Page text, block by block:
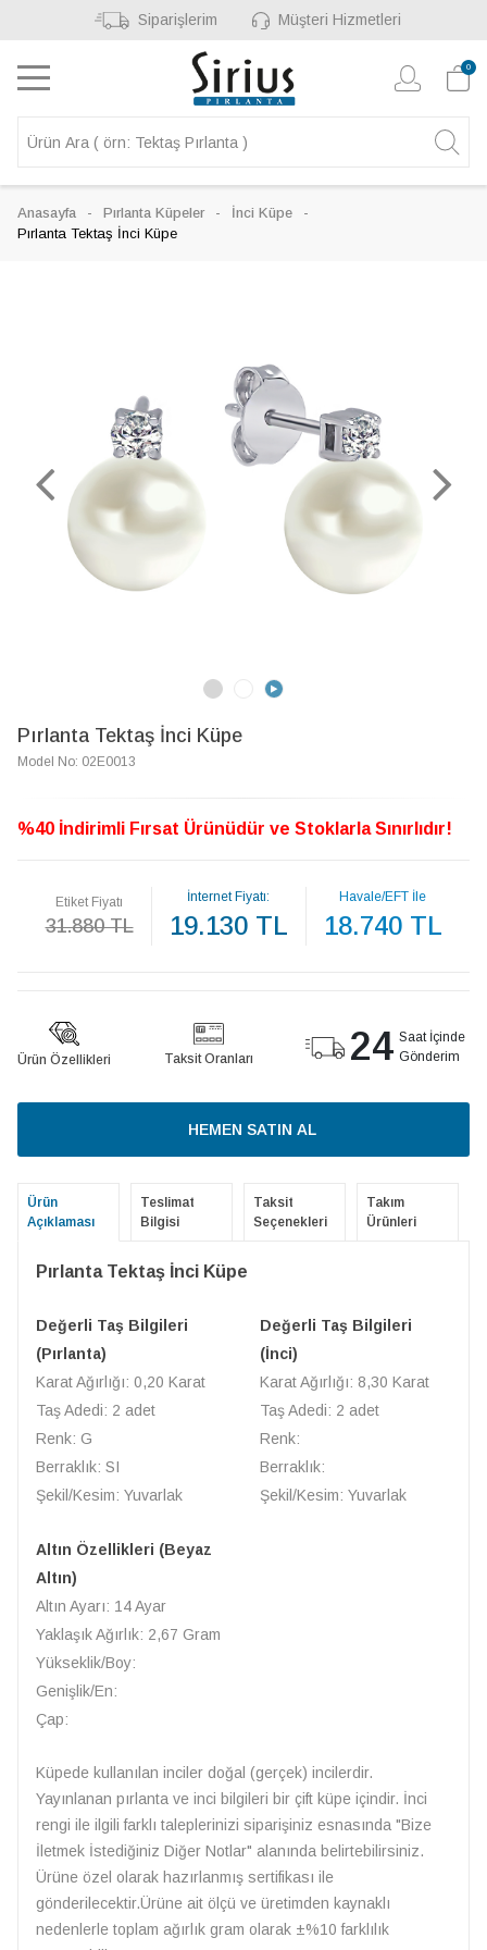
Siparişlerim Müşteri Hizmetleri
0
Anasayfa Pırlanta Küpeler
İnci Küpe
Pırlanta Tektaş İnci Küpe
Pırlanta Tektaş İnci Küpe
Model No: 02E0013
%40 İndirimli Fırsat Ürünüdür ve Stoklarla Sınırlıdır!
Etiket Fiyatı
31.880 TL
İnternet Fiyatı:
19.130 TL
Havale/EFT İle
18.740 TL
Ürün Özellikleri Taksit Oranları 24 Saat İçinde
Gönderim
HEMEN SATIN AL
Ürün
Açıklaması
Teslimat
Bilgisi
Taksit
Seçenekleri
Takım
Ürünleri
Pırlanta Tektaş İnci Küpe
Değerli Taş Bilgileri
(Pırlanta)
Karat Ağırlığı: 0,20 Karat
Taş Adedi: 2 adet
Renk: G
Berraklık: SI
Şekil/Kesim: Yuvarlak
Değerli Taş Bilgileri
(İnci)
Karat Ağırlığı: 8,30 Karat
Taş Adedi: 2 adet
Renk:
Berraklık:
Şekil/Kesim: Yuvarlak
Altın Özellikleri (Beyaz
Altın)
Altın Ayarı: 14 Ayar
Yaklaşık Ağırlık: 2,67 Gram
Yükseklik/Boy:
Genişlik/En:
Çap:
Küpede kullanılan inciler doğal (gerçek) incilerdir.
Yayınlanan pırlanta ve inci bilgileri bir çift küpe içindir. İnci
rengi ile ilgili farklı taleplerinizi siparişiniz esnasında "Bize
İletmek İstediğiniz Diğer Notlar" alanında belirtebilirsiniz.
Ürüne özel olarak hazırlanmış sertifikası ile
gönderilecektir.Ürüne ait ölçü ve üretimden kaynaklı
nedenlerle toplam ağırlık gram olarak ±%10 farklılık